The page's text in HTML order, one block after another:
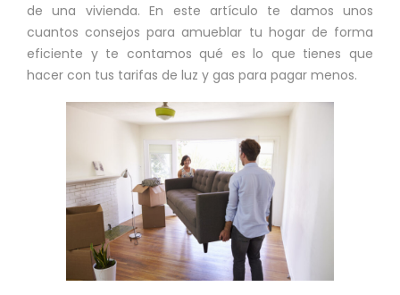
de una vivienda. En este artículo te damos unos
cuantos consejos para amueblar tu hogar de forma
eficiente y te contamos qué es lo que tienes que
hacer con tus tarifas de luz y gas para pagar menos.